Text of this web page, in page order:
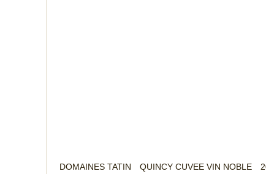
DOMAINES TATIN QUINCY CUVEE VIN NOBLE